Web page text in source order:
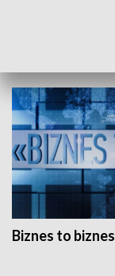
Biznes to biznes